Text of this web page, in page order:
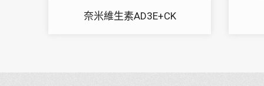
奈米維生素AD3E+CK